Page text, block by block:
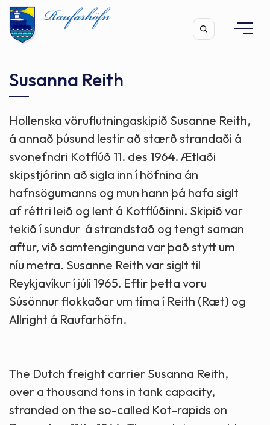
Leita
Susanna Reith
Hollenska vöruflutningaskipið Susanne Reith,
á annað þúsund lestir að stærð strandaði á
svonefndri Kotflúð 11. des 1964. Ætlaði
skipstjórinn að sigla inn í höfnina án
hafnsögumanns og mun hann þá hafa siglt
af réttri leið og lent á Kotflúðinni. Skipið var
tekið í sundur á strandstað og tengt saman
aftur, við samtenginguna var það stytt um
níu metra. Susanne Reith var siglt til
Reykjavíkur í júlí 1965. Eftir þetta voru
Súsönnur flokkaðar um tíma í Reith (Ræt) og
Allright á Raufarhöfn.
The Dutch freight carrier Susanna Reith,
over a thousand tons in tank capacity,
stranded on the so-called Kot-rapids on